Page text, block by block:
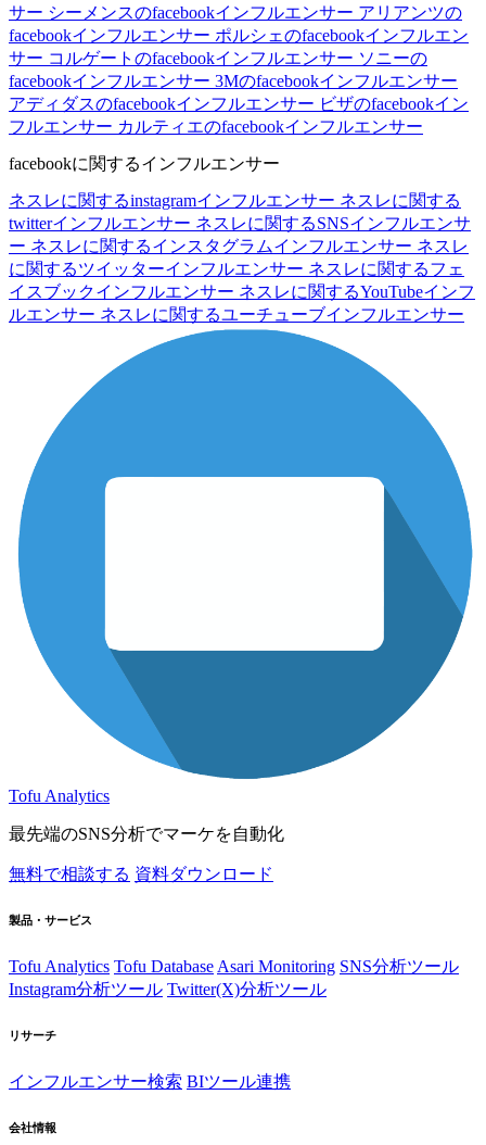
サー シーメンスのfacebookインフルエンサー アリアンツの
facebookインフルエンサー ポルシェのfacebookインフルエン
サー コルゲートのfacebookインフルエンサー ソニーの
facebookインフルエンサー 3Mのfacebookインフルエンサー
アディダスのfacebookインフルエンサー ビザのfacebookイン
フルエンサー カルティエのfacebookインフルエンサー
facebookに関するインフルエンサー
ネスレに関するinstagramインフルエンサー ネスレに関する
twitterインフルエンサー ネスレに関するSNSインフルエンサ
ー ネスレに関するインスタグラムインフルエンサー ネスレ
に関するツイッターインフルエンサー ネスレに関するフェ
イスブックインフルエンサー ネスレに関するYouTubeインフ
ルエンサー ネスレに関するユーチューブインフルエンサー
Tofu Analytics
最先端のSNS分析でマーケを自動化
無料で相談する 資料ダウンロード
製品・サービス
Tofu Analytics Tofu Database Asari Monitoring SNS分析ツール
Instagram分析ツール Twitter(X)分析ツール
リサーチ
インフルエンサー検索 BIツール連携
会社情報